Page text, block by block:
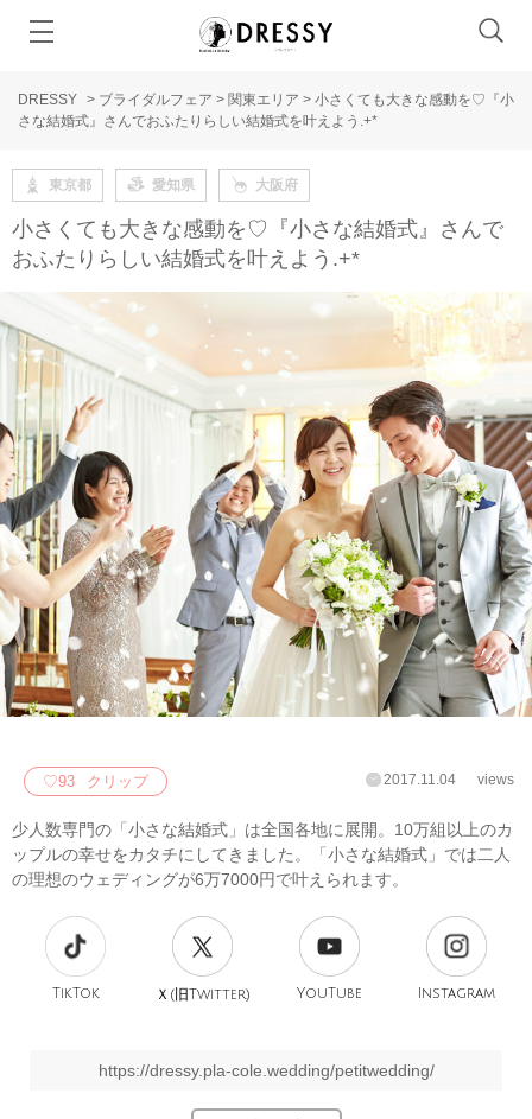
DRESSY > ブライダルフェア > 関東エリア > 小さくても大きな感動を♡『小
さな結婚式』さんでおふたりらしい結婚式を叶えよう.+*
東京都 愛知県 大阪府
小さくても大きな感動を♡『小さな結婚式』さんで
おふたりらしい結婚式を叶えよう.+*
♡93 クリップ 2017.11.04 views
少人数専門の「小さな結婚式」は全国各地に展開。10万組以上のカ
ップルの幸せをカタチにしてきました。「小さな結婚式」では二人
の理想のウェディングが6万7000円で叶えられます。
TikTok Ｘ(旧 Twitter) YouTube Instagram
https://dressy.pla-cole.wedding/petitwedding/